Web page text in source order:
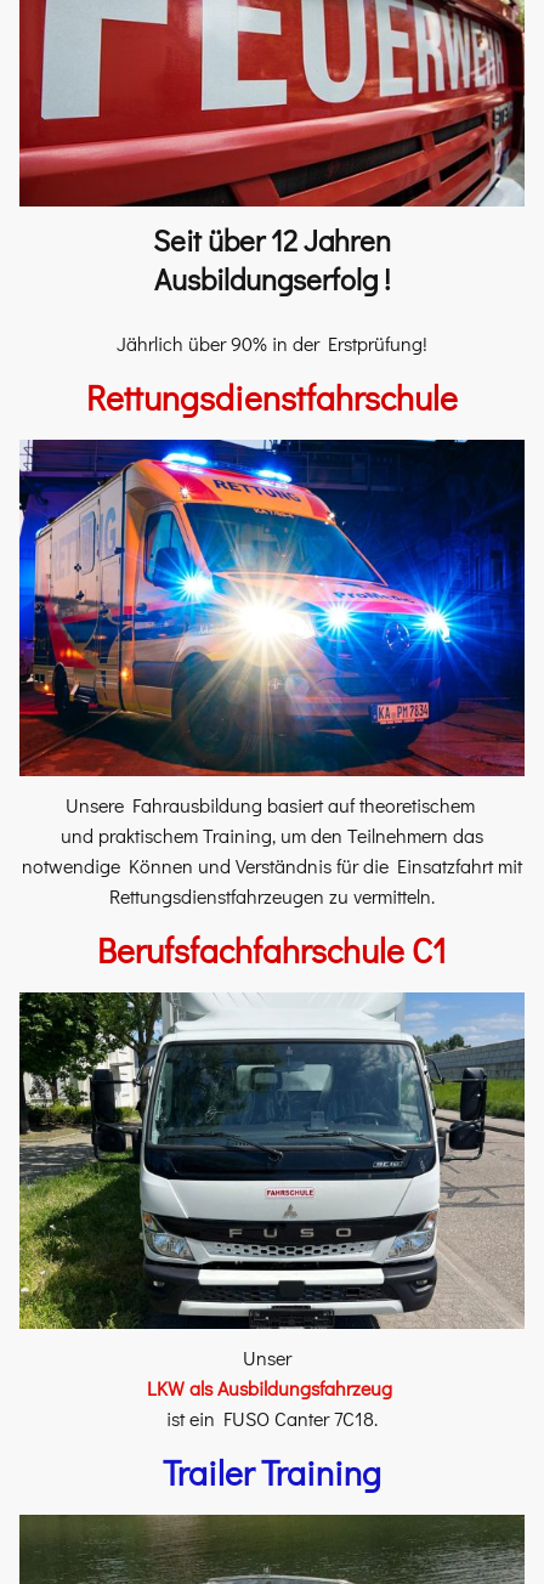
Seit über 12 Jahren
Ausbildungserfolg !
​Jährlich über 90% in der Erstprüfung!
Rettungsdienstfahrschule
Unsere Fahrausbildung basiert auf theoretischem
und praktischem Training, um den Teilnehmern das
notwendige Können und Verständnis für die Einsatzfahrt mit
Rettungsdienstfahrzeugen zu vermitteln.
Berufsfachfahrschule C1
Unser
LKW als Ausbildungsfahrzeug
ist ein FUSO Canter 7C18.
Trailer Training